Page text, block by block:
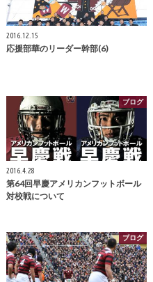
2016.12.15
応援部華のリーダー幹部(6)
ブログ
2016.4.28
第64回早慶アメリカンフットボール
対校戦について
ブログ